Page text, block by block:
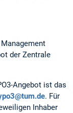
der Zentrale
Angebot ist das
. Für
Inhaber